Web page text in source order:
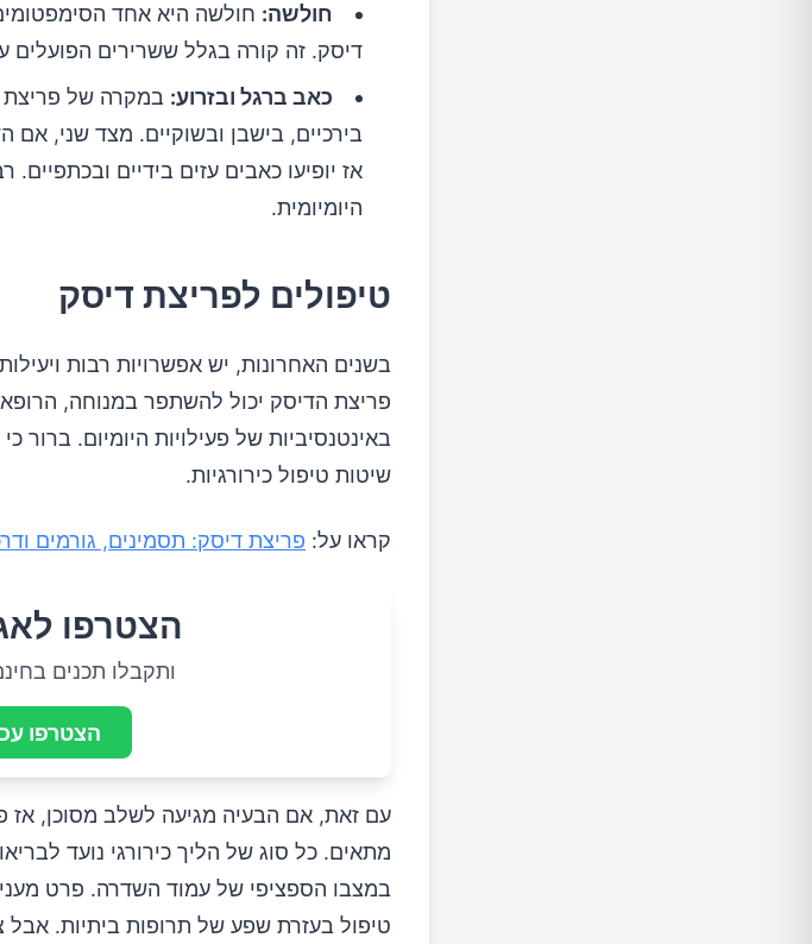
חולשה: חולשה היא אחד
דיסק. זה קורה בגלל ששרירים הפועלים
כאב ברגל ובזרוע: במקרה של פריצת
בירכיים, בישבן ובשוקיים. מצד שני,
אז יופיעו כאבים עזים בידיים
היומיומית.
טיפולים לפריצת דיסק
בשנים האחרונות, יש אפשרויות רבות
פריצת הדיסק יכול להשתפר במנוחה,
באינטנסיביות של פעילויות היומיום. ברור
שיטות טיפול כירורגיות.
קראו על: פריצת דיסק: תסמינים, גורמים
הצטרפו
ותקבלו תכנים
הצטרפו
עם זאת, אם הבעיה מגיעה לשלב מסוכן, אז
מתאים. כל סוג של הליך כירורגי נועד
במצבו הספציפי של עמוד השדרה. פרט
טיפול בעזרת שפע של תרופות ביתיות.